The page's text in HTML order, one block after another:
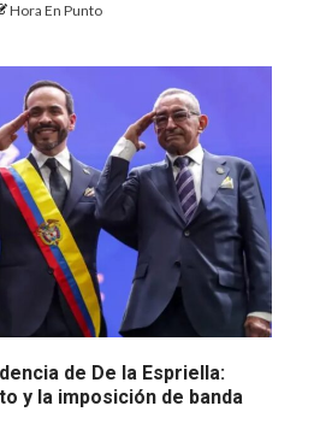
Hora En Punto
de De la Espriella:
y la imposición de banda